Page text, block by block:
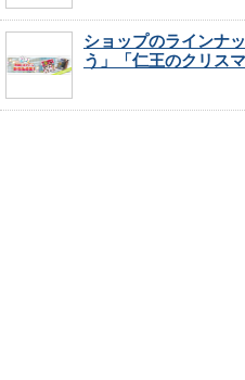
ショップのラインナ
う」「仁王のクリス